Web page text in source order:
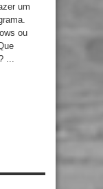
um
ou
...